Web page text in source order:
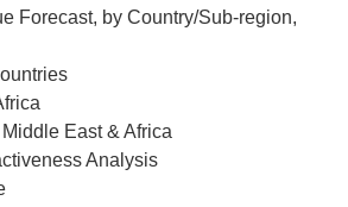
Forecast, by Country/Sub-region,
East & Africa
Analysis